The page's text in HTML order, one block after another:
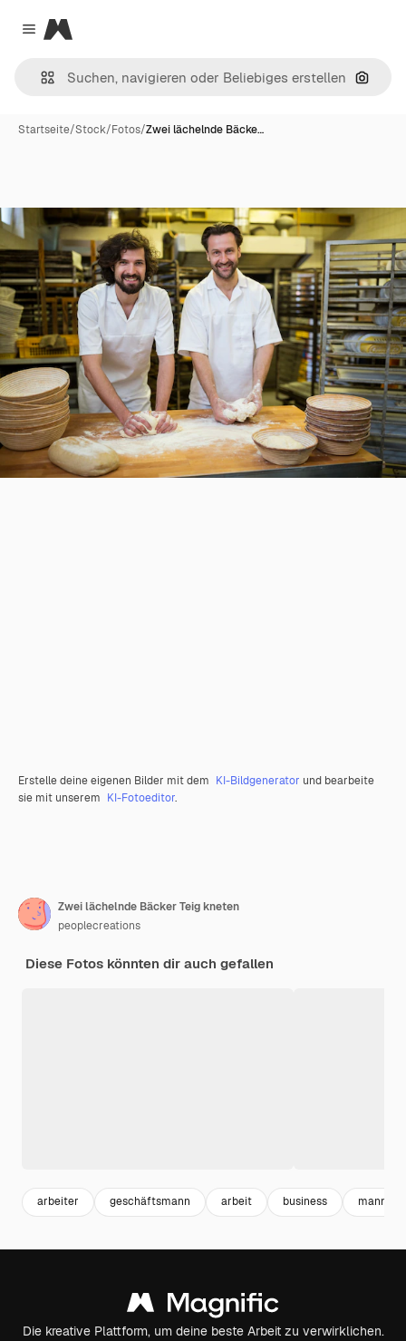
Close menu
Magnific
Nach
Startseite/Stock/Fotos/Zwei lächelnde Bäcke…
Erstelle deine eigenen Bilder mit dem KI-Bildgenerator und bearbeite
sie mit unserem KI-Fotoeditor.
Zwei lächelnde Bäcker Teig kneten
peoplecreations
Diese Fotos könnten dir auch gefallen
arbeiter geschäftsmann arbeit business mann
Die kreative Plattform, um deine beste Arbeit zu verwirklichen.